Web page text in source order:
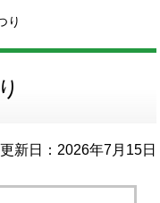
り
更新日：2026年7月15日